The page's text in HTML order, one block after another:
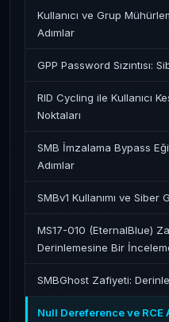
Kullanıcı ve Grup
Adımlar
GPP Password Sızıntısı:
RID Cycling ile Kullanıcı
Noktaları
SMB İmzalama Bypass
Adımlar
SMBv1 Kullanımı ve Siber
MS17-010 (EternalBlue)
Derinlemesine Bir
SMBGhost Zafiyeti:
Null Dereference ve